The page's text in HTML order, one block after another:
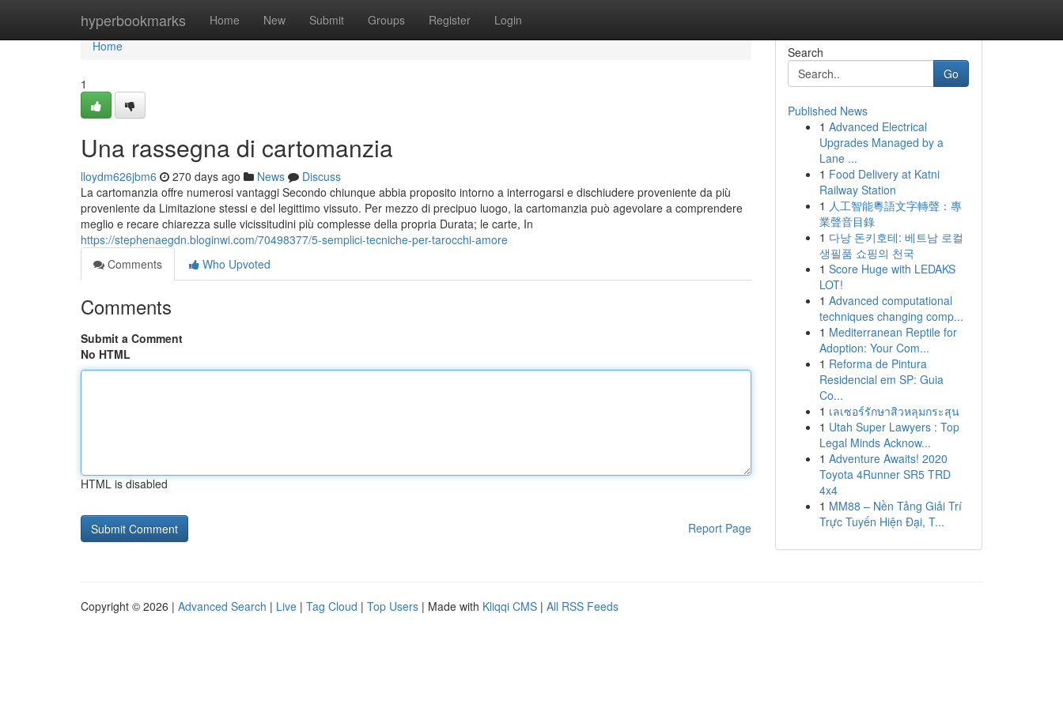
hyperbookmarks Home New Submit Groups Register Login
Home
Home
1
Una rassegna di cartomanzia
lloydm626jbm6 270 days ago News
Discuss
La cartomanzia offre numerosi vantaggi Secondo chiunque abbia proposito intorno a interrogarsi e dischiudere proveniente da più
proveniente da Limitazione stessi e del legittimo vissuto. Per mezzo di precipuo luogo, la cartomanzia può agevolare a comprendere
meglio e recare chiarezza sulle vicissitudini più complesse della propria Durata; le carte, In
https://stephenaegdn.bloginwi.com/70498377/5-semplici-tecniche-per-tarocchi-amore
Comments
Who Upvoted
Comments
Submit a Comment
No HTML
HTML is disabled
Report Page
Search
Go
Published News
1 Advanced Electrical
Upgrades Managed by a
Lane ...
1 Food Delivery at Katni
Railway Station
1 人工智能粵語文字轉聲：專
業聲音目錄
1 다낭 돈키호테: 베트남 로컬
생필품 쇼핑의 천국
1 Score Huge with LEDAKS
LOT!
1 Advanced computational
techniques changing comp...
1 Mediterranean Reptile for
Adoption: Your Com...
1 Reforma de Pintura
Residencial em SP: Guia
Co...
1 เลเซอร์รักษาสิวหลุมกระสุน
1 Utah Super Lawyers : Top
Legal Minds Acknow...
1 Adventure Awaits! 2020
Toyota 4Runner SR5 TRD
4x4
1 MM88 – Nền Tảng Giải Trí
Trực Tuyến Hiện Đại, T...
Copyright © 2026 | Advanced Search | Live | Tag Cloud | Top Users | Made with Kliqqi CMS | All RSS Feeds